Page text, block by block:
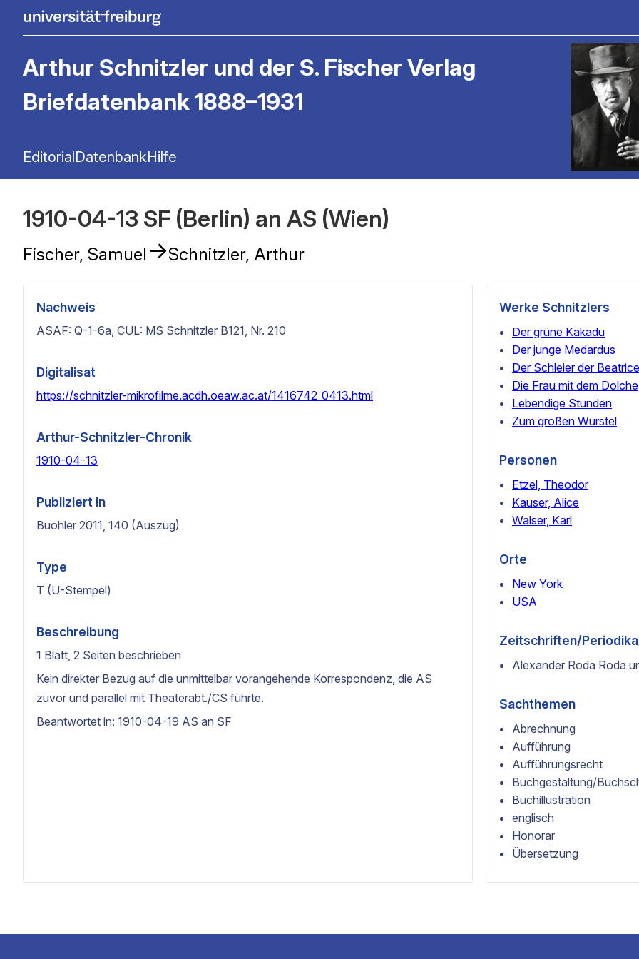
Arthur Schnitzler und der S. Fischer Verlag
Briefdatenbank 1888–1931
EditorialDatenbankHilfe
1910-04-13 SF (Berlin) an AS (Wien)
Fischer, Samuel →Schnitzler, Arthur
Nachweis
ASAF: Q-1-6a, CUL: MS Schnitzler B121, Nr. 210
Digitalisat
https://schnitzler-mikrofilme.acdh.oeaw.ac.at/1416742_0413.html
Arthur-Schnitzler-Chronik
1910-04-13
Publiziert in
Buohler 2011, 140 (Auszug)
Type
T (U-Stempel)
Beschreibung
1 Blatt, 2 Seiten beschrieben
Kein direkter Bezug auf die unmittelbar vorangehende Korrespondenz, die AS
zuvor und parallel mit Theaterabt./CS führte.
Beantwortet in: 1910-04-19 AS an SF
Werke Schnitzlers
Der grüne Kakadu
Der junge Medardus
Der Schleier der Beatrice
Die Frau mit dem Dolche
Lebendige Stunden
Zum großen Wurstel
Personen
Etzel, Theodor
Kauser, Alice
Walser, Karl
Orte
New York
USA
Zeitschriften/
Alexander Roda Roda
Sachthemen
Abrechnung
Aufführung
Aufführungsrecht
Buchgestaltung/
Buchillustration
englisch
Honorar
Übersetzung